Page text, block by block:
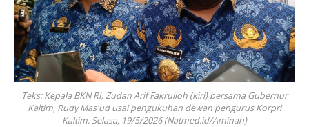
Teks: Kepala BKN RI, Zudan Arif Fakrulloh (kiri) bersama Gubernur
Kaltim, Rudy Mas'ud usai pengukuhan dewan pengurus Korpri
Kaltim, Selasa, 19/5/2026 (Natmed.id/Aminah)